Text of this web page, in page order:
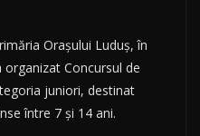
Orașului Luduș, în
organizat Concursul de
juniori, destinat
între 7 și 14 ani.